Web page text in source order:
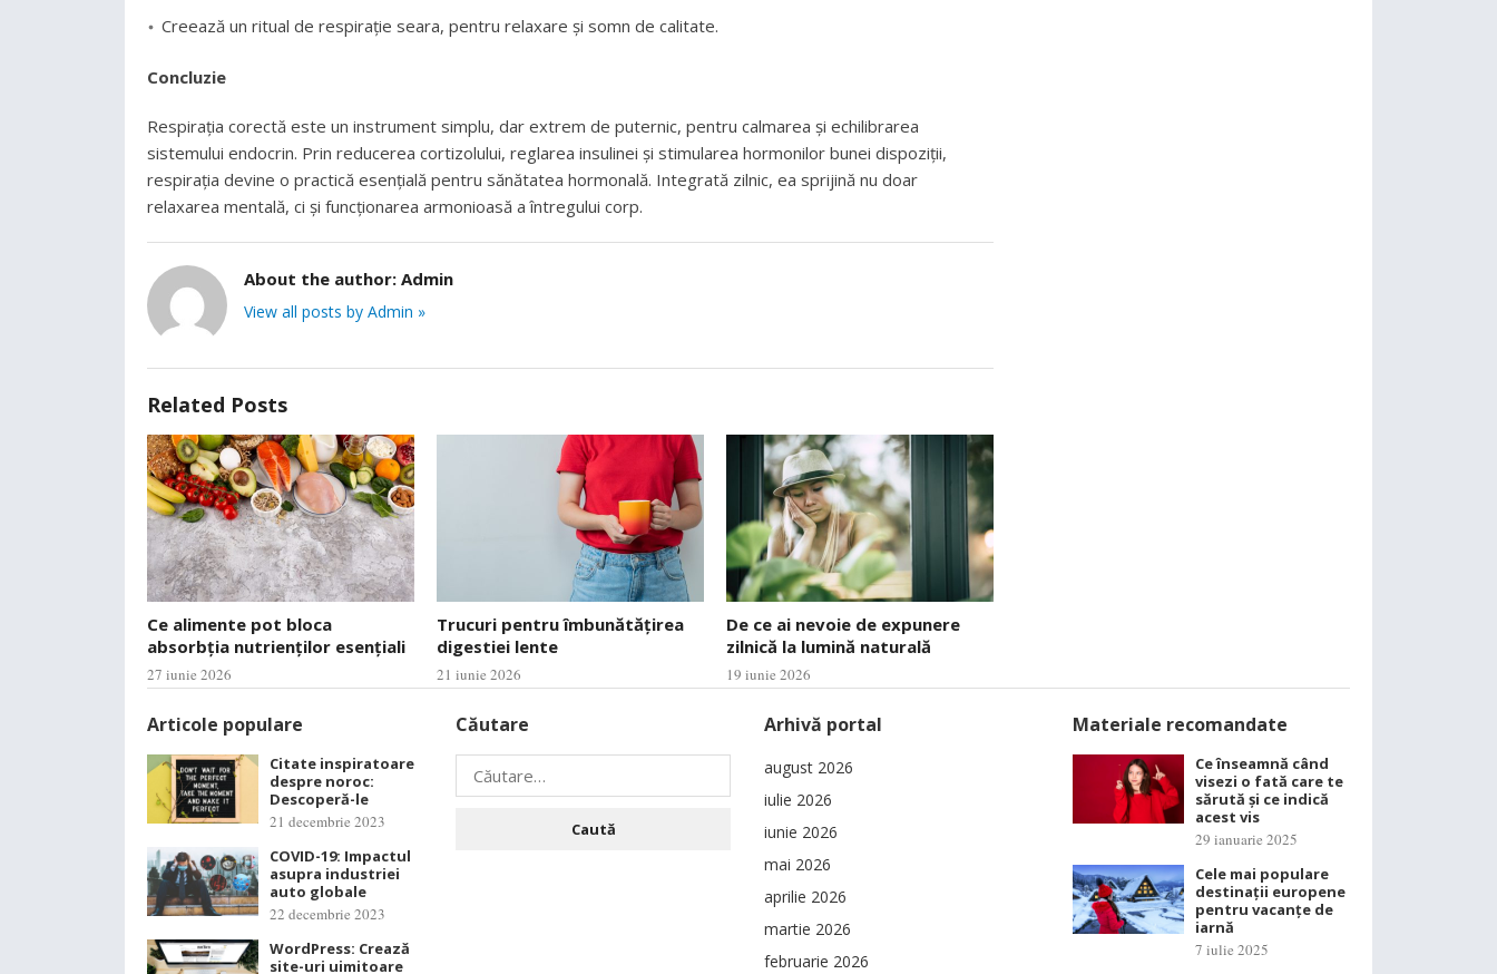
Creează un ritual de respirație seara, pentru relaxare și somn de calitate.
Concluzie
Respirația corectă este un instrument simplu, dar extrem de puternic, pentru calmarea și echilibrarea
sistemului endocrin. Prin reducerea cortizolului, reglarea insulinei și stimularea hormonilor bunei dispoziții,
respirația devine o practică esențială pentru sănătatea hormonală. Integrată zilnic, ea sprijină nu doar
relaxarea mentală, ci și funcționarea armonioasă a întregului corp.
About the author: Admin
View all posts by Admin »
Related Posts
Ce alimente pot bloca
absorbția nutrienților esențiali
27 iunie 2026
Trucuri pentru îmbunătățirea
digestiei lente
21 iunie 2026
De ce ai nevoie de expunere
zilnică la lumină naturală
19 iunie 2026
Articole populare
Citate inspiratoare
despre noroc:
Descoperă-le
21 decembrie 2023
COVID-19: Impactul
asupra industriei
auto globale
22 decembrie 2023
WordPress: Crează
site-uri uimitoare
Căutare
Caută
după:
Arhivă portal
august 2026
iulie 2026
iunie 2026
mai 2026
aprilie 2026
martie 2026
februarie 2026
Materiale recomandate
Ce înseamnă când
visezi o fată care te
sărută și ce indică
acest vis
29 ianuarie 2025
Cele mai populare
destinații europene
pentru vacanțe de
iarnă
7 iulie 2025